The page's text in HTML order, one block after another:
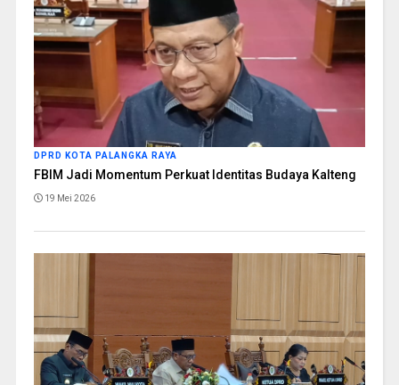
DPRD KOTA PALANGKA RAYA
FBIM Jadi Momentum Perkuat Identitas Budaya Kalteng
19 Mei 2026